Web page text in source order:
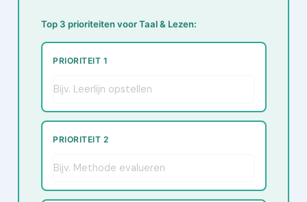
Top 3 prioriteiten voor Taal & Lezen:
PRIORITEIT 1
PRIORITEIT 2